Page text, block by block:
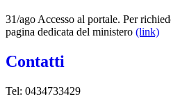
31/ago Accesso al portale. Per
pagina dedicata del ministero (link)
Contatti
Tel: 0434733429